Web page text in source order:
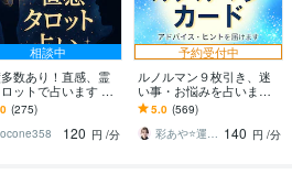
相談中
数あり！直感、霊
ットで占います カ
ら感じたもの、届
大事にしています
(275)
120 円 /分
予約受付中
ルノルマン９枚引き、迷
い事・お悩みを占います
☆アドバイス、ヒントを
スピリチュアルメッセー
ジでお届けします
5.0 (569)
彩あや⭐️運命好転・開運ナビゲーター 140 円 /分